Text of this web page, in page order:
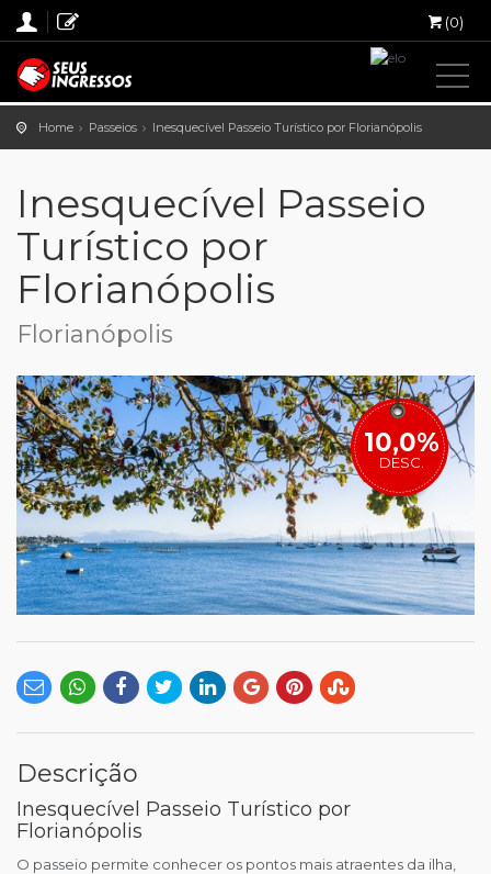
(0)
Home Passeios Inesquecível Passeio Turístico por Florianópolis
Inesquecível Passeio
Turístico por
Florianópolis
Florianópolis
10,0%
DESC.
Descrição
Inesquecível Passeio Turístico por
Florianópolis
O passeio permite conhecer os pontos mais atraentes da ilha,